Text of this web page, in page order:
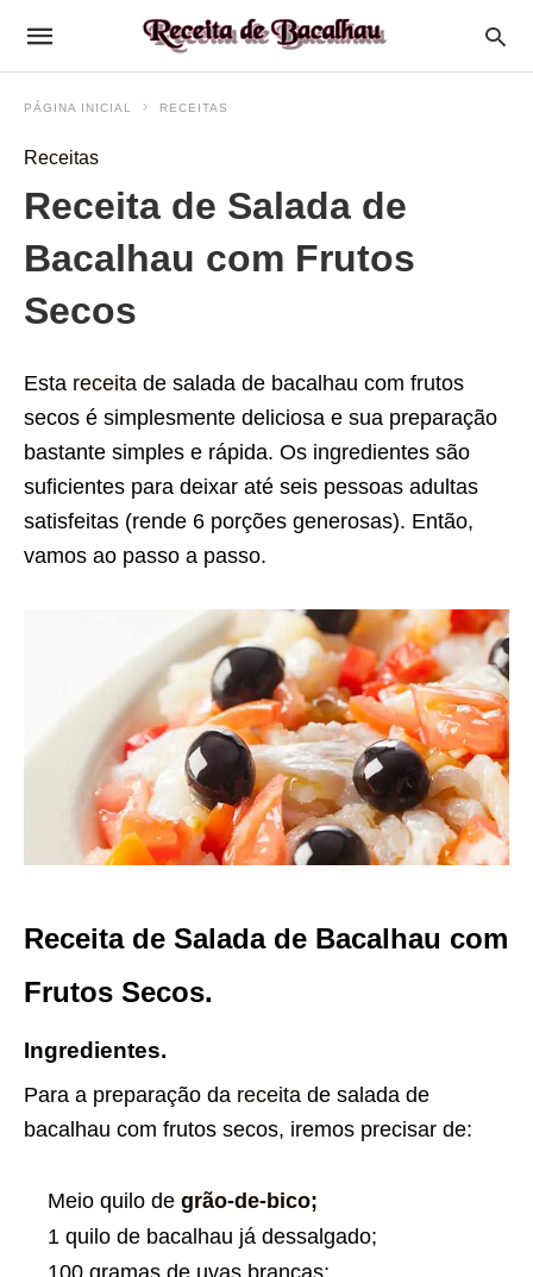
PÁGINA INICIAL RECEITAS
Receitas
Receita de Salada de
Bacalhau com Frutos
Secos
Esta receita de salada de bacalhau com frutos
secos é simplesmente deliciosa e sua preparação
bastante simples e rápida. Os ingredientes são
suficientes para deixar até seis pessoas adultas
satisfeitas (rende 6 porções generosas). Então,
vamos ao passo a passo.
Receita de Salada de Bacalhau com
Frutos Secos.
Ingredientes.
Para a preparação da receita de salada de
bacalhau com frutos secos, iremos precisar de:
Meio quilo de grão-de-bico;
1 quilo de bacalhau já dessalgado;